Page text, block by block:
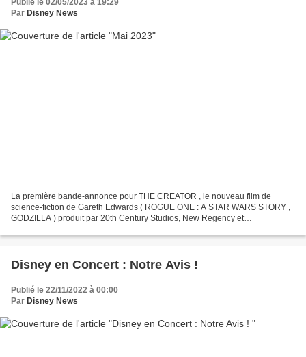
Publié le 02/05/2023 à 19:29
Par Disney News
La première bande-annonce pour THE CREATOR , le nouveau film de
science-fiction de Gareth Edwards ( ROGUE ONE : A STAR WARS STORY ,
GODZILLA ) produit par 20th Century Studios, New Regency et
Disney en Concert : Notre Avis !
Publié le 22/11/2022 à 00:00
Par Disney News